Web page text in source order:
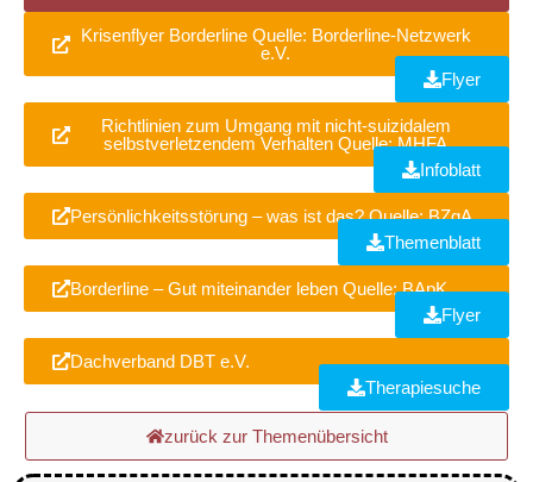
Krisenflyer Borderline Quelle: Borderline-Netzwerk
e.V.
Flyer
Richtlinien zum Umgang mit nicht-suizidalem
selbstverletzendem Verhalten Quelle: MHFA
Infoblatt
Persönlichkeitsstörung – was ist das? Quelle: BZgA
Themenblatt
Borderline – Gut miteinander leben Quelle: BApK
Flyer
Dachverband DBT e.V.
Therapiesuche
zurück zur Themenübersicht